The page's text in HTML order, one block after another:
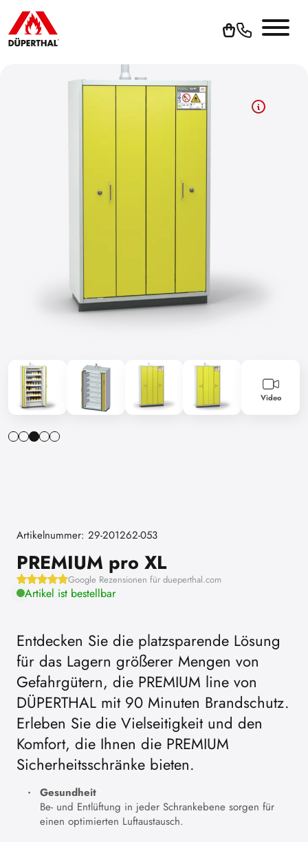
Cookies akzeptieren
Video
Artikelnummer: 29-201262-053
PREMIUM pro XL
Google Rezensionen für dueperthal.com
Artikel ist bestellbar
Entdecken Sie die platzsparende Lösung
für das Lagern größerer Mengen von
Gefahrgütern, die PREMIUM line von
DÜPERTHAL mit 90 Minuten Brandschutz.
Erleben Sie die Vielseitigkeit und den
Komfort, die Ihnen die PREMIUM
Sicherheitsschränke bieten.
Gesundheit
Be- und Entlüftung in jeder Schrankebene sorgen für
einen optimierten Luftaustausch.